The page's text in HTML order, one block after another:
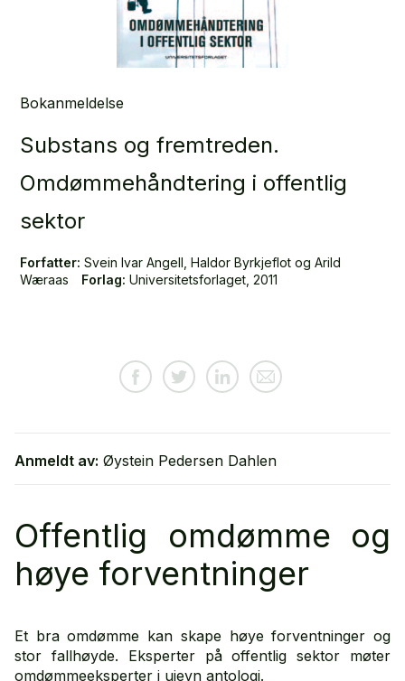
Bokanmeldelse
Substans og fremtreden.
Omdømmehåndtering i offentlig
sektor
Forfatter: Svein Ivar Angell, Haldor Byrkjeflot og Arild
Wæraas
Forlag: Universitetsforlaget, 2011
Anmeldt av: Øystein Pedersen Dahlen
Offentlig omdømme og
høye forventninger
Et bra omdømme kan skape høye forventninger og
stor fallhøyde. Eksperter på offentlig sektor møter
omdømmeeksperter i ujevn antologi.